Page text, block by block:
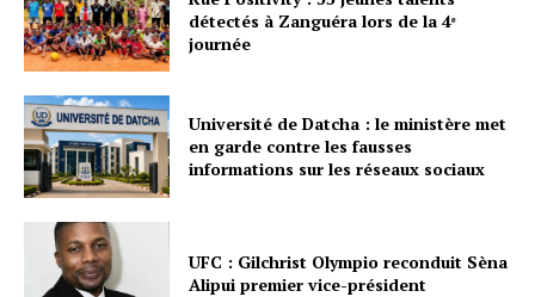
détectés à Zanguéra lors de la 4ᵉ
journée
Université de Datcha : le ministère met
en garde contre les fausses
informations sur les réseaux sociaux
UFC : Gilchrist Olympio reconduit Sèna
Alipui premier vice-président